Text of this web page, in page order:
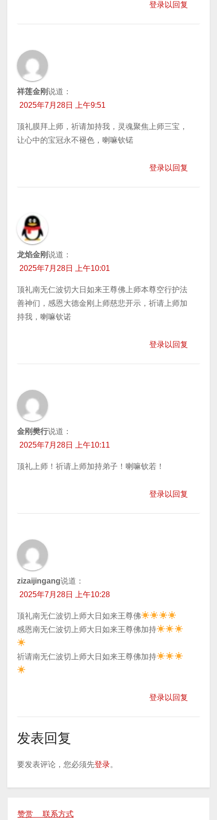
登录以回复
祥莲金刚说道：
2025年7月28日 上午9:51
顶礼膜拜上师，祈请加持我，灵魂聚焦上师三宝，
让心中的宝冠永不褪色，喇嘛钦锘
登录以回复
龙焰金刚说道：
2025年7月28日 上午10:01
顶礼南无仁波切大日如来王尊佛上师本尊空行护法
善神们，感恩大德金刚上师慈悲开示，祈请上师加
持我，喇嘛钦诺
登录以回复
金刚樊行说道：
2025年7月28日 上午10:11
顶礼上师！祈请上师加持弟子！喇嘛钦若！
登录以回复
zizaijingang说道：
2025年7月28日 上午10:28
顶礼南无仁波切上师大日如来王尊佛
​感恩南无仁波切上师大日如来王尊佛加持
​祈请南无仁波切上师大日如来王尊佛加持
登录以回复
发表回复
要发表评论，您必须先登录。
赞赏 联系方式